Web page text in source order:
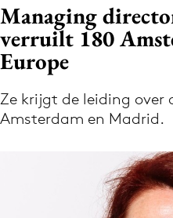
Volg het laatste
Managing
verruilt 180
Europe
Ze krijgt de leiding over
Amsterdam en Madrid.